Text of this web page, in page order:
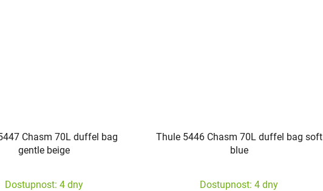
Chasm 70L duffel bag
gentle beige
Dostupnost: 4 dny
Thule 5446 Chasm 70L duffel bag soft
blue
Dostupnost: 4 dny